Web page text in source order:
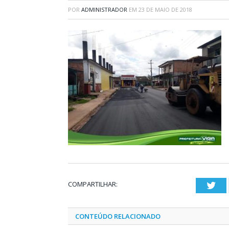
POR ADMINISTRADOR EM 23 DE MAIO DE 2018
COMPARTILHAR:
CONTEÚDO RELACIONADO